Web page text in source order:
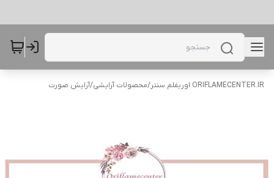
ORIFLAMECENTER.IR اوریفلم سنتر /محصولات آرایشی/آرایش صورت